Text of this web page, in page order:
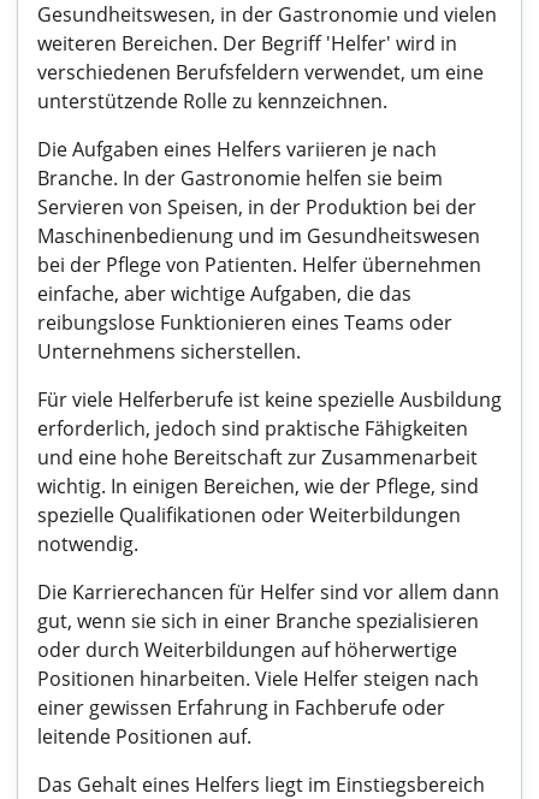
Gesundheitswesen, in der Gastronomie und vielen
weiteren Bereichen. Der Begriff 'Helfer' wird in
verschiedenen Berufsfeldern verwendet, um eine
unterstützende Rolle zu kennzeichnen.
Die Aufgaben eines Helfers variieren je nach
Branche. In der Gastronomie helfen sie beim
Servieren von Speisen, in der Produktion bei der
Maschinenbedienung und im Gesundheitswesen
bei der Pflege von Patienten. Helfer übernehmen
einfache, aber wichtige Aufgaben, die das
reibungslose Funktionieren eines Teams oder
Unternehmens sicherstellen.
Für viele Helferberufe ist keine spezielle Ausbildung
erforderlich, jedoch sind praktische Fähigkeiten
und eine hohe Bereitschaft zur Zusammenarbeit
wichtig. In einigen Bereichen, wie der Pflege, sind
spezielle Qualifikationen oder Weiterbildungen
notwendig.
Die Karrierechancen für Helfer sind vor allem dann
gut, wenn sie sich in einer Branche spezialisieren
oder durch Weiterbildungen auf höherwertige
Positionen hinarbeiten. Viele Helfer steigen nach
einer gewissen Erfahrung in Fachberufe oder
leitende Positionen auf.
Das Gehalt eines Helfers liegt im Einstiegsbereich